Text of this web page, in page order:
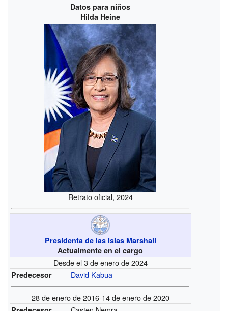
Datos para niños
Hilda Heine
Retrato oficial, 2024
Presidenta de las Islas Marshall
Actualmente en el cargo
Desde el 3 de enero de 2024
Predecesor David Kabua
28 de enero de 2016-14 de enero de 2020